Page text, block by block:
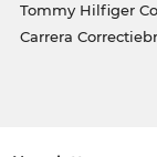
Tommy Hilfiger
Carrera